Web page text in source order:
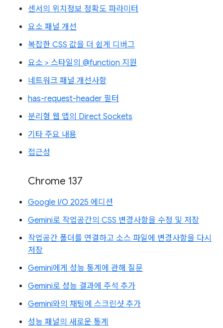
센서의 위치정보 정확도 파라미터
요소 패널 개선
복잡한 CSS 값을 더 쉽게 디버그
요소 > 스타일의 @function 지원
네트워크 패널 개선사항
has-request-header 필터
분리형 웹 앱의 Direct Sockets
기타 주요 내용
접근성
Chrome 137
Google I/O 2025 에디션
Gemini로 작업공간의 CSS 변경사항을 수정 및 저장
작업공간 폴더를 연결하고 소스 파일에 변경사항을 다시
저장
Gemini에게 성능 통계에 관해 질문
Gemini로 성능 결과에 주석 추가
Gemini와의 채팅에 스크린샷 추가
성능 패널의 새로운 통계